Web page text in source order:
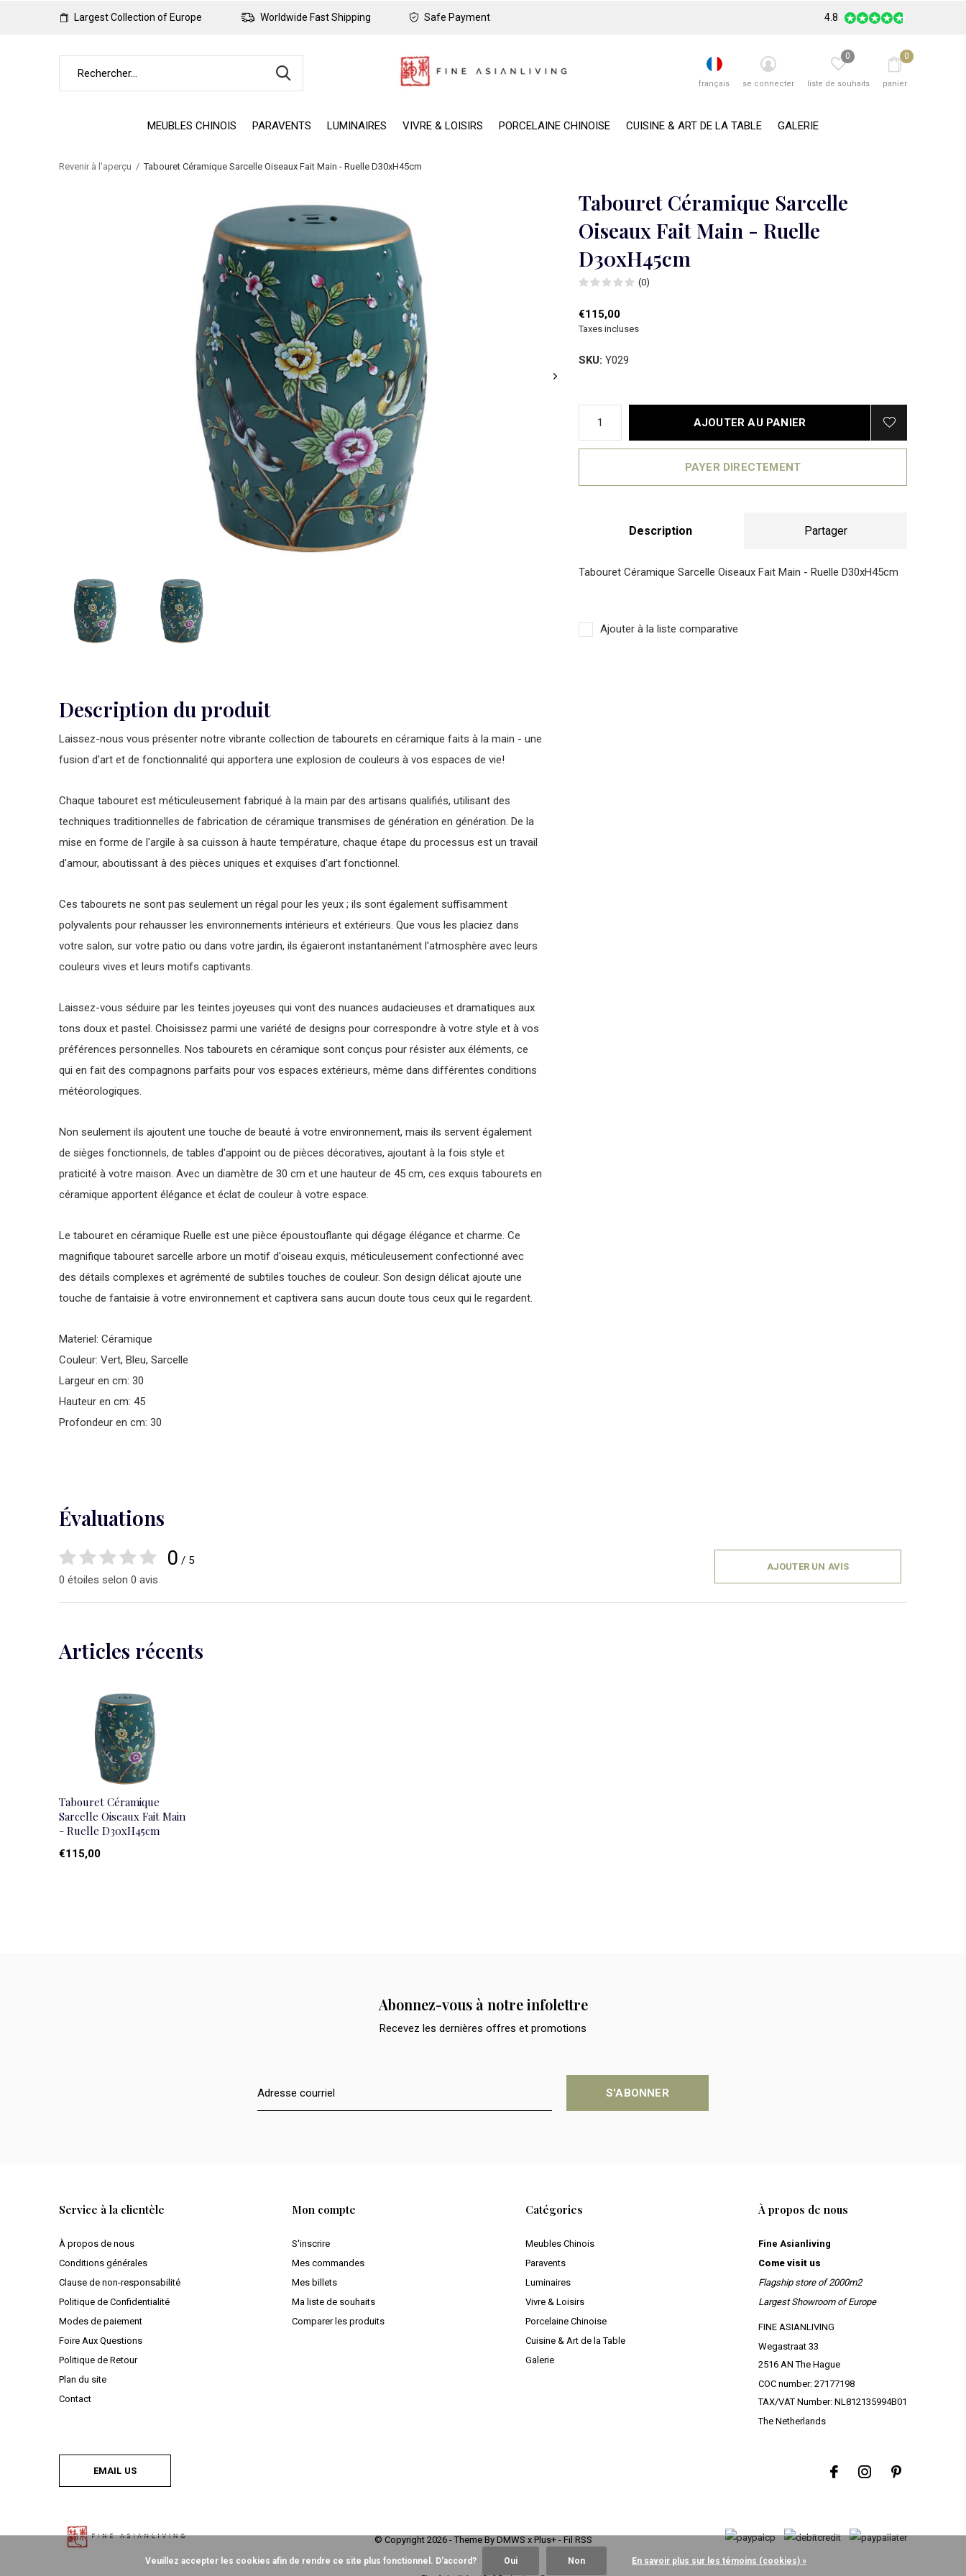
MEUBLES CHINOIS PARAVENTS LUMINAIRES VIVRE & LOISIRS PORCELAINE CHINOISE CUISINE & ART DE LA TABLE GALERIE
français se connecter liste de souhaits
0
panier
0
Largest Collection of Europe Worldwide Fast Shipping Safe Payment 4.8
Revenir à l'aperçu Tabouret Céramique Sarcelle Oiseaux Fait Main - Ruelle D30xH45cm
Tabouret Céramique Sarcelle
Oiseaux Fait Main - Ruelle
D30xH45cm
(0)
€115,00
Taxes incluses
SKU: Y029
AJOUTER AU PANIER
PAYER DIRECTEMENT
Description Partager
Tabouret Céramique Sarcelle Oiseaux Fait Main - Ruelle D30xH45cm
Ajouter à la liste comparative
Description du produit
Laissez-nous vous présenter notre vibrante collection de tabourets en céramique faits à la main - une
fusion d'art et de fonctionnalité qui apportera une explosion de couleurs à vos espaces de vie!
Chaque tabouret est méticuleusement fabriqué à la main par des artisans qualifiés, utilisant des
techniques traditionnelles de fabrication de céramique transmises de génération en génération. De la
mise en forme de l'argile à sa cuisson à haute température, chaque étape du processus est un travail
d'amour, aboutissant à des pièces uniques et exquises d'art fonctionnel.
Ces tabourets ne sont pas seulement un régal pour les yeux ; ils sont également suffisamment
polyvalents pour rehausser les environnements intérieurs et extérieurs. Que vous les placiez dans
votre salon, sur votre patio ou dans votre jardin, ils égaieront instantanément l'atmosphère avec leurs
couleurs vives et leurs motifs captivants.
Laissez-vous séduire par les teintes joyeuses qui vont des nuances audacieuses et dramatiques aux
tons doux et pastel. Choisissez parmi une variété de designs pour correspondre à votre style et à vos
préférences personnelles. Nos tabourets en céramique sont conçus pour résister aux éléments, ce
qui en fait des compagnons parfaits pour vos espaces extérieurs, même dans différentes conditions
météorologiques.
Non seulement ils ajoutent une touche de beauté à votre environnement, mais ils servent également
de sièges fonctionnels, de tables d'appoint ou de pièces décoratives, ajoutant à la fois style et
praticité à votre maison. Avec un diamètre de 30 cm et une hauteur de 45 cm, ces exquis tabourets en
céramique apportent élégance et éclat de couleur à votre espace.
Le tabouret en céramique Ruelle est une pièce époustouflante qui dégage élégance et charme. Ce
magnifique tabouret sarcelle arbore un motif d'oiseau exquis, méticuleusement confectionné avec
des détails complexes et agrémenté de subtiles touches de couleur. Son design délicat ajoute une
touche de fantaisie à votre environnement et captivera sans aucun doute tous ceux qui le regardent.
Materiel: Céramique
Couleur: Vert, Bleu, Sarcelle
Largeur en cm: 30
Hauteur en cm: 45
Profondeur en cm: 30
Évaluations
0 / 5
0 étoiles selon 0 avis
AJOUTER UN AVIS
Articles récents
Tabouret Céramique
Sarcelle Oiseaux Fait Main
- Ruelle D30xH45cm
€115,00
Abonnez-vous à notre infolettre
Recevez les dernières offres et promotions
S'ABONNER
Service à la clientèle
À propos de nous
Conditions générales
Clause de non-responsabilité
Politique de Confidentialité
Modes de paiement
Foire Aux Questions
Politique de Retour
Plan du site
Contact
Mon compte
S'inscrire
Mes commandes
Mes billets
Ma liste de souhaits
Comparer les produits
Catégories
Meubles Chinois
Paravents
Luminaires
Vivre & Loisirs
Porcelaine Chinoise
Cuisine & Art de la Table
Galerie
À propos de nous
Fine Asianliving
Come visit us
Flagship store of 2000m2
Largest Showroom of Europe
FINE ASIANLIVING
Wegastraat 33
2516 AN The Hague
COC number: 27177198
TAX/VAT Number: NL812135994B01
The Netherlands
EMAIL US
© Copyright 2026- Theme By DMWS x Plus+- Fil RSS
Veuillez accepter les cookies afin de rendre ce site plus fonctionnel. D'accord? Oui Non En savoir plus sur les témoins (cookies) »